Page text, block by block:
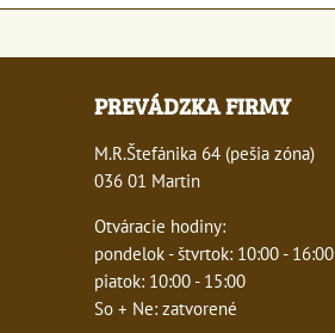
PREVÁDZKA FIRMY
M.R.Štefánika 64 (pešia zóna)
036 01 Martin
Otváracie hodiny:
pondelok - štvrtok: 10:00 - 16:00
piatok: 10:00 - 15:00
So + Ne: zatvorené